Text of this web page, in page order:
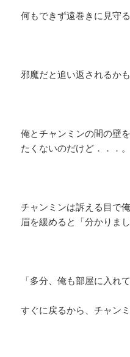
何もできず遠巻きに見守
邪魔だと追い返されるかも
俺とチャンミンの間の壁
たくないのだけど．．．。
チャンミンは訴える目で
眉を緩めると「分かりまし
「多分、俺も部屋に入れ
すぐに戻るから、チャン